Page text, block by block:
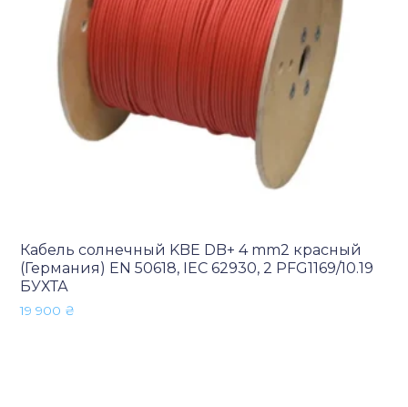
Кабель солнечный KBE DB+ 4 mm2 красный
(Германия) EN 50618, IEC 62930, 2 PFG1169/10.19
БУХТА
19 900 ₴